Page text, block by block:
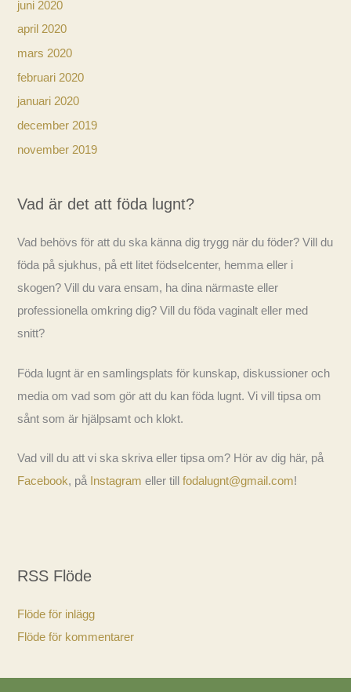
juni 2020
april 2020
mars 2020
februari 2020
januari 2020
december 2019
november 2019
Vad är det att föda lugnt?
Vad behövs för att du ska känna dig trygg när du föder? Vill du
föda på sjukhus, på ett litet födselcenter, hemma eller i
skogen? Vill du vara ensam, ha dina närmaste eller
professionella omkring dig? Vill du föda vaginalt eller med
snitt?
Föda lugnt är en samlingsplats för kunskap, diskussioner och
media om vad som gör att du kan föda lugnt. Vi vill tipsa om
sånt som är hjälpsamt och klokt.
Vad vill du att vi ska skriva eller tipsa om? Hör av dig här, på
Facebook, på Instagrameller tillfodalugnt@gmail.com!
RSS Flöde
Flöde för inlägg
Flöde för kommentarer